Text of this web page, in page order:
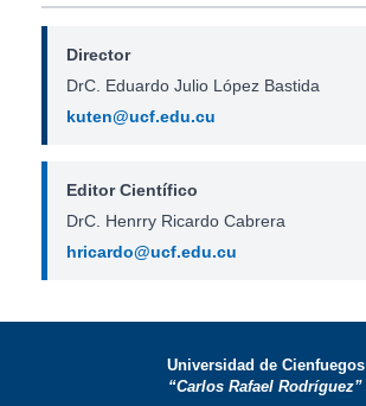
Director
DrC. Eduardo Julio López Bastida
kuten@ucf.edu.cu
Editor Científico
DrC. Henrry Ricardo Cabrera
hricardo@ucf.edu.cu
Universidad de Cienfuegos
“Carlos Rafael Rodríguez”